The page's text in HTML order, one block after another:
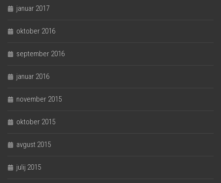
januar 2017
oktober 2016
september 2016
januar 2016
november 2015
oktober 2015
avgust 2015
julij 2015